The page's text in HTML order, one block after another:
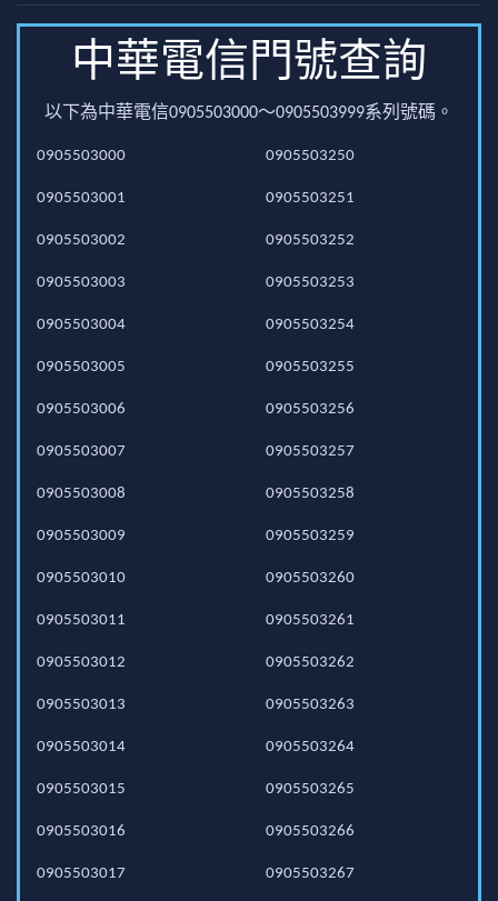
中華電信門號查詢
以下為中華電信0905503000～0905503999系列號碼。
0905503000
0905503001
0905503002
0905503003
0905503004
0905503005
0905503006
0905503007
0905503008
0905503009
0905503010
0905503011
0905503012
0905503013
0905503014
0905503015
0905503016
0905503017
0905503250
0905503251
0905503252
0905503253
0905503254
0905503255
0905503256
0905503257
0905503258
0905503259
0905503260
0905503261
0905503262
0905503263
0905503264
0905503265
0905503266
0905503267